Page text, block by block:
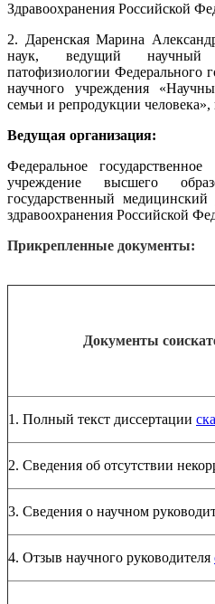
Здравоохранения Российской
2. Даренская Марина
наук, ведущий научный
патофизиологии Федерального
научного учреждения
семьи и репродукции человека»,
Ведущая организация:
Федеральное государственное
учреждение высшего
государственный медицинский
здравоохранения Российской
Прикрепленные документы:
Документы
1. Полный текст диссертации
2. Сведения об отсутствии
3. Сведения о научном
4. Отзыв научного руководителя